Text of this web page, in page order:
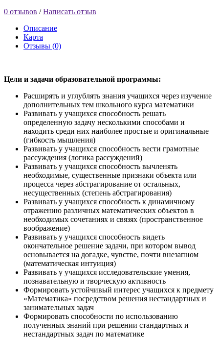
0 отзывов /Написать отзыв
Описание
Карта
Отзывы (0)
Цели и задачи образовательной программы:
Расширять и углублять знания учащихся через изучение
дополнительных тем школьного курса математики
Развивать у учащихся способность решать
определенную задачу несколькими способами и
находить среди них наиболее простые и оригинальные
(гибкость мышления)
Развивать у учащихся способность вести грамотные
рассуждения (логика рассуждений)
Развивать у учащихся способность вычленять
необходимые, существенные признаки объекта или
процесса через абстрагирование от остальных,
несущественных (степень абстрагирования)
Развивать у учащихся способность к динамичному
отражению различных математических объектов в
необходимых сочетаниях и связях (пространственное
воображение)
Развивать у учащихся способность видеть
окончательное решение задачи, при котором вывод
основывается на догадке, чувстве, почти внезапном
(математическая интуиция)
Развивать у учащихся исследовательские умения,
познавательную и творческую активность
Формировать устойчивый интерес учащихся к предмету
«Математика» посредством решения нестандартных и
занимательных задач
Формировать способности по использованию
полученных знаний при решении стандартных и
нестандартных задач по математике